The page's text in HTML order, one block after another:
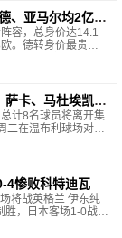
、亚马尔均2亿
容，总身价达14.1
。德转身价最贵
后卫：努诺·门德
萨卡、马杜埃凯、
计8名球员将离开集
二在温布利球场对阵
战平的赛
4惨败科特迪瓦
将战英格兰 伊东纯
胜，日本客场1-0战胜
苏格兰将迎